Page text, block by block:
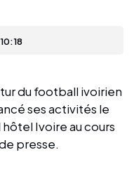
du football ivoirien
ses activités le
Ivoire au cours
presse.